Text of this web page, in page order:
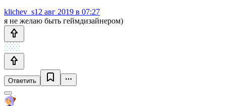
klichev_s12 авг 2019 в 07:27
я не желаю быть геймдизайнером)
Ответить